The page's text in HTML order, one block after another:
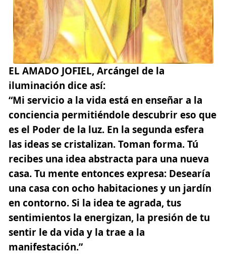
EL AMADO JOFIEL,Arcángel de la
iluminación dice así:
“Mi servicio a la vida está en enseñar a la
conciencia permitiéndole descubrir eso que
es el Poder de la luz. En la segunda esfera
las ideas se cristalizan. Toman forma. Tú
recibes una idea abstracta para una nueva
casa. Tu mente entonces expresa: Desearía
una casa con ocho habitaciones y un jardín
en contorno. Si la idea te agrada, tus
sentimientos la energizan, la presión de tu
sentir le da vida y la trae a la
manifestación.”